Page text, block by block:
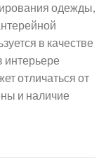
одежды,
в качестве
интерьере
отличаться от
и наличие